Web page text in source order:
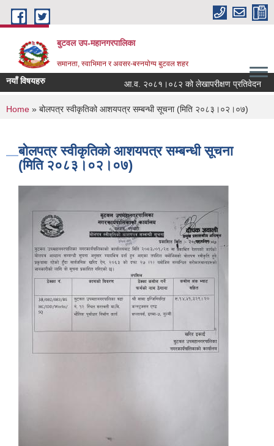
Skip to main content
बुटवल उप-महानगरपालिका
समानता, स्वाभिमान र अवसर-बस्नयोग्य बुटवल शहर
नयाँ विषयहरु आ.व. २०८१।०८२ को लेखापरीक्षण प्रतिवेदन
You are here
Home » बोलपत्र स्वीकृतिको आशयपत्र सम्बन्धी सूचना (मिति २०८३।०२।०७)
बोलपत्र स्वीकृतिको आशयपत्र सम्बन्धी सूचना
(मिति २०८३।०२।०७)